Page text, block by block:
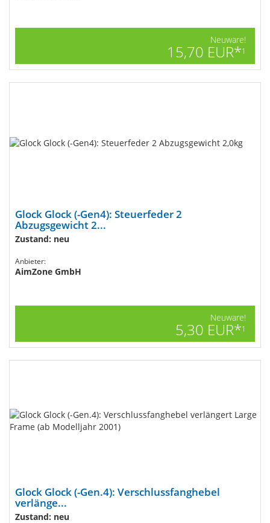
Neuware!
15,70 EUR*1
Glock Glock (-Gen4): Steuerfeder 2
Abzugsgewicht 2...
Zustand: neu
Anbieter:
AimZone GmbH
Neuware!
5,30 EUR*1
Glock Glock (-Gen.4): Verschlussfanghebel
verlänge...
Zustand: neu